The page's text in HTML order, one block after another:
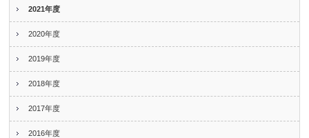
2021年度
2020年度
2019年度
2018年度
2017年度
2016年度